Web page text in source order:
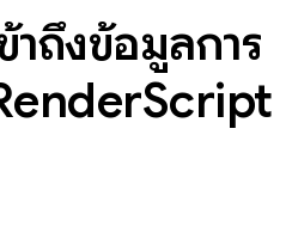
าถึงข้อมูลการ
Script